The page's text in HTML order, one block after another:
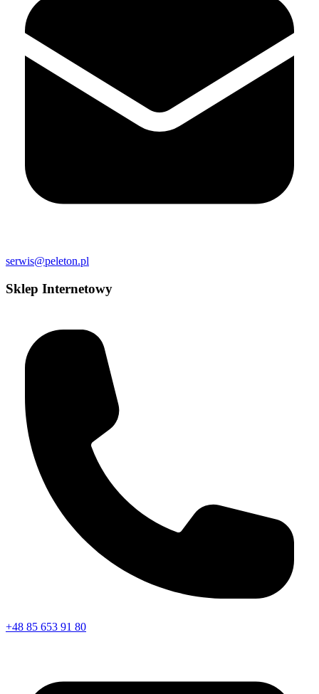
serwis@peleton.pl
Sklep Internetowy
+48 85 653 91 80